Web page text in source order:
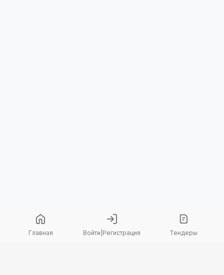
Главная Войти Регистрация Тендеры